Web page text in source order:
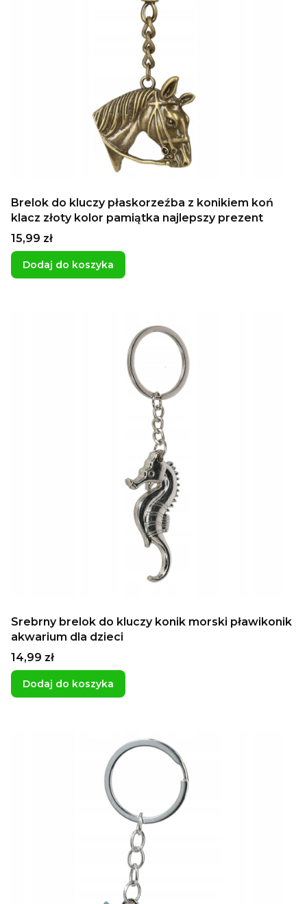
Brelok do kluczy płaskorzeźba z konikiem koń
klacz złoty kolor pamiątka najlepszy prezent
Cena
15,99 zł
Dodaj do koszyka
Srebrny brelok do kluczy konik morski pławikonik
akwarium dla dzieci
Cena
14,99 zł
Dodaj do koszyka